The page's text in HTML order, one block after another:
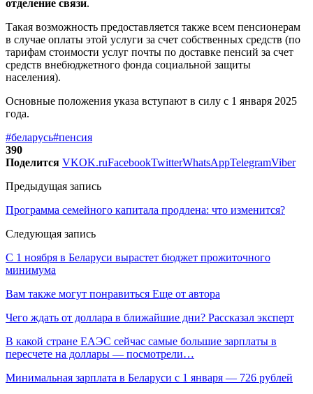
отделение связи.
Такая возможность предоставляется также всем пенсионерам
в случае оплаты этой услуги за счет собственных средств (по
тарифам стоимости услуг почты по доставке пенсий за счет
средств внебюджетного фонда социальной защиты
населения).
Основные положения указа вступают в силу с 1 января 2025
года.
#беларусь#пенсия
390
Поделится VKOK.ruFacebookTwitterWhatsAppTelegramViber
Предыдущая запись
Программа семейного капитала продлена: что изменится?
Следующая запись
С 1 ноября в Беларуси вырастет бюджет прожиточного
минимума
Вам также могут понравиться Еще от автора
Чего ждать от доллара в ближайшие дни? Рассказал эксперт
В какой стране ЕАЭС сейчас самые большие зарплаты в
пересчете на доллары — посмотрели…
Минимальная зарплата в Беларуси с 1 января — 726 рублей